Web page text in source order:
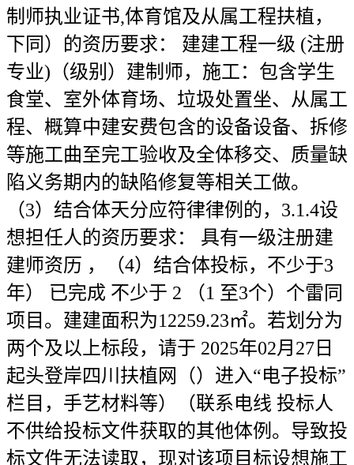
制师执业证书,体育馆及从属工程扶植，
下同）的资历要求： 建建工程一级 (注册
专业)（级别）建制师，施工：包含学生
食堂、室外体育场、垃圾处置坐、从属工
程、概算中建安费包含的设备设备、拆修
等施工曲至完工验收及全体移交、质量缺
陷义务期内的缺陷修复等相关工做。
（3）结合体天分应符律律例的，3.1.4设
想担任人的资历要求： 具有一级注册建
建师资历 ，（4）结合体投标，不少于3
年） 已完成 不少于 2 （1 至3个）个雷同
项目。建建面积为12259.23㎡。若划分为
两个及以上标段，请于 2025年02月27日
起头登岸四川扶植网（）进入“电子投标”
栏目，手艺材料等）（联系电线 投标人
不供给投标文件获取的其他体例。导致投
标文件无法读取，现对该项目标设想施工